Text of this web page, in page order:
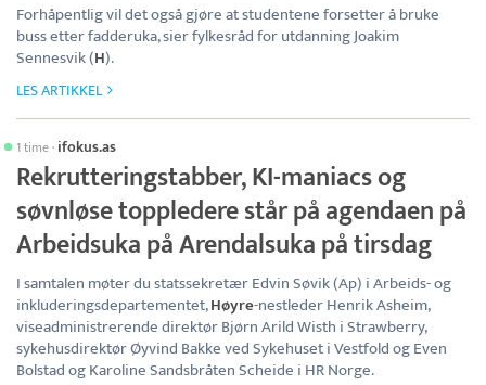
Forhåpentlig vil det også gjøre at studentene forsetter å bruke
buss etter fadderuka, sier fylkesråd for utdanning Joakim
Sennesvik (H).
LES ARTIKKEL
1 time· ifokus.as
Rekrutteringstabber, KI-maniacs og
søvnløse toppledere står på agendaen på
Arbeidsuka på Arendalsuka på tirsdag
I samtalen møter du statssekretær Edvin Søvik (Ap) i Arbeids- og
inkluderingsdepartementet,Høyre-nestleder Henrik Asheim,
viseadministrerende direktør Bjørn Arild Wisth i Strawberry,
sykehusdirektør Øyvind Bakke ved Sykehuset i Vestfold og Even
Bolstad og Karoline Sandsbråten Scheide i HR Norge.